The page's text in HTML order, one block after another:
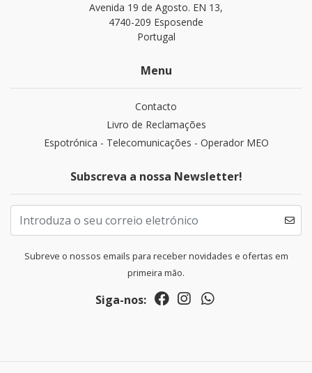
Avenida 19 de Agosto. EN 13,
4740-209 Esposende
Portugal
Menu
Contacto
Livro de Reclamações
Espotrónica - Telecomunicações - Operador MEO
Subscreva a nossa Newsletter!
Subreve o nossos emails para receber novidades e ofertas em
primeira mão.
Siga-nos: